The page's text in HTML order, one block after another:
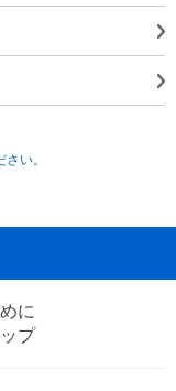
い。
に
プ